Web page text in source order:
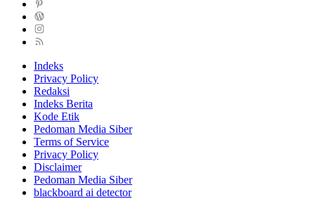
Indeks
Privacy Policy
Redaksi
Indeks Berita
Kode Etik
Pedoman Media Siber
Terms of Service
Privacy Policy
Disclaimer
Pedoman Media Siber
blackboard ai detector